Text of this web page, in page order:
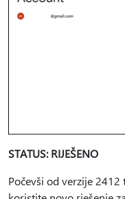
STATUS: RIJEŠENO
Počevši od verzije